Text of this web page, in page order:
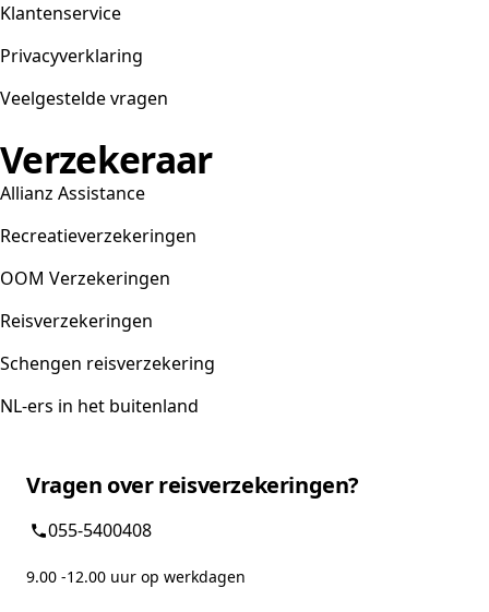
Klantenservice
Privacyverklaring
Veelgestelde vragen
Verzekeraar
Allianz Assistance
Recreatieverzekeringen
OOM Verzekeringen
Reisverzekeringen
Schengen reisverzekering
NL-ers in het buitenland
Vragen over reisverzekeringen?
055-5400408
9.00 -12.00 uur op werkdagen